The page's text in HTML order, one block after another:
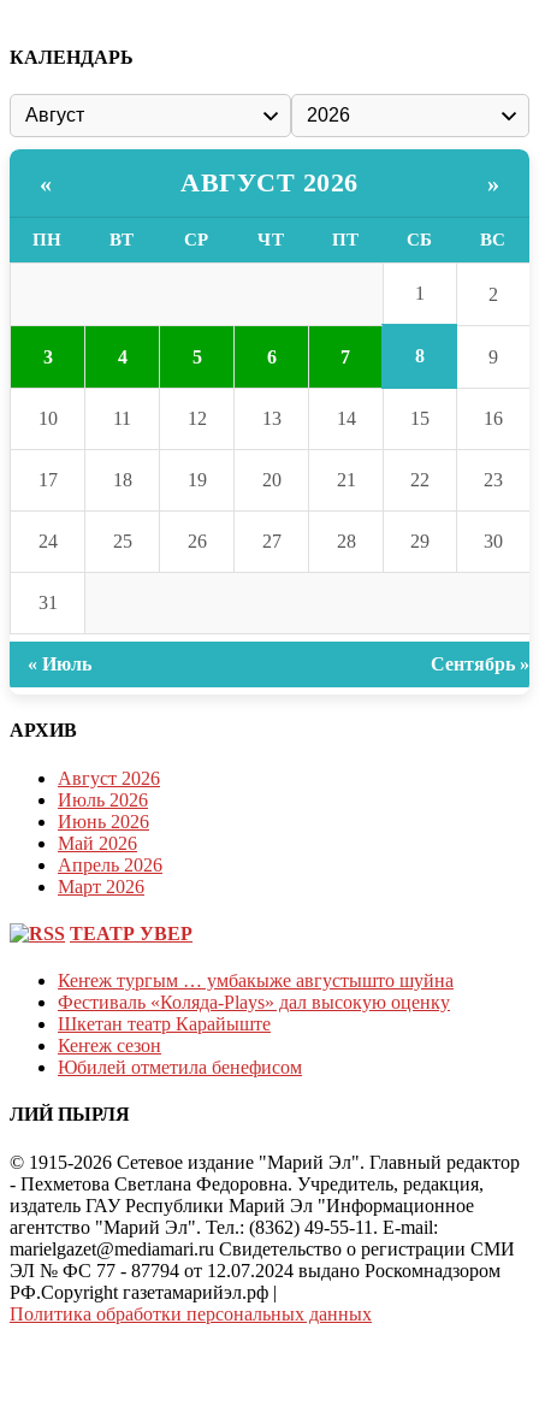
КАЛЕНДАРЬ
« АВГУСТ 2026 »
ПН ВТ СР ЧТ ПТ СБ ВС
1 2
3 4 5 6 7 8 9
10 11 12 13 14 15 16
17 18 19 20 21 22 23
24 25 26 27 28 29 30
31
« Июль Сентябрь »
АРХИВ
Август 2026
Июль 2026
Июнь 2026
Май 2026
Апрель 2026
Март 2026
ТЕАТР УВЕР
Кеҥеж тургым … умбакыже августышто шуйна
Фестиваль «Коляда-Plays» дал высокую оценку
Шкетан театр Карайыште
Кеҥеж сезон
Юбилей отметила бенефисом
ЛИЙ ПЫРЛЯ
© 1915-2026 Сетевое издание "Марий Эл". Главный редактор
- Пехметова Светлана Федоровна. Учредитель, редакция,
издатель ГАУ Республики Марий Эл "Информационное
агентство "Марий Эл". Тел.: (8362) 49-55-11. E-mail:
marielgazet@mediamari.ru Свидетельство о регистрации СМИ
ЭЛ № ФС 77 - 87794 от 12.07.2024 выдано Роскомнадзором
РФ.Copyright газетамарийэл.рф |
Политика обработки персональных данных